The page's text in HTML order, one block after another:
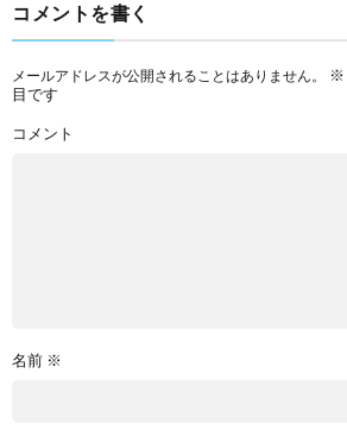
コメントを書く
メールアドレスが公開されることはありません。 ※
目です
コメント
名前 ※